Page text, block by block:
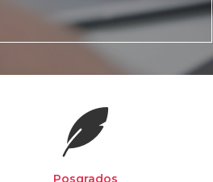
Posgrados